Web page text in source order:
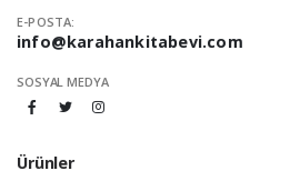
E-POSTA:
info@karahankitabevi.com
SOSYAL MEDYA
Ürünler